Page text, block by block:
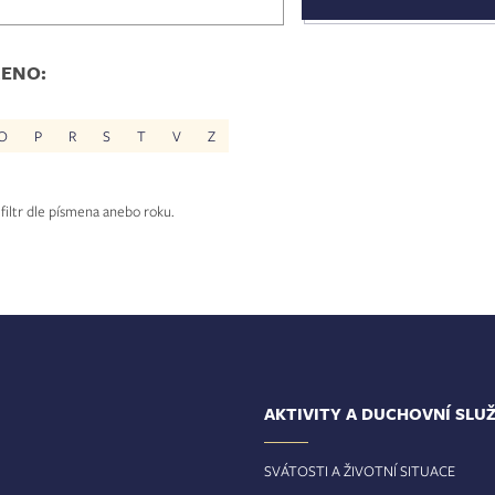
P R S T V Z
dle písmena anebo roku.
AKTIVITY A DUCHOVNÍ
SVÁTOSTI A ŽIVOTNÍ SITUACE